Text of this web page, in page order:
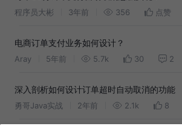
程序员大彬 3年前 356 点赞
电商订单支付业务如何设计？
Aray 5年前 5.7k 30 2
深入剖析如何设计订单超时自动取消的功能
勇哥Java实战 2年前 2.1k 8